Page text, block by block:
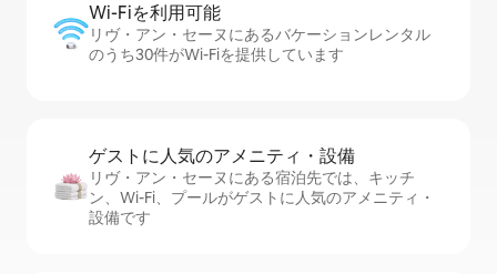
Wi-Fiを利⁠用⁠可⁠能
リヴ・アン・セーヌにあるバケーションレンタル
のうち30件がWi-Fiを提供しています
ゲストに人⁠気⁠のア⁠メ⁠ニ⁠テ⁠ィ・設⁠備
リヴ・アン・セーヌにある宿泊先では、キッチ
ン、Wi-Fi、プールがゲストに人気のアメニティ・
設備です